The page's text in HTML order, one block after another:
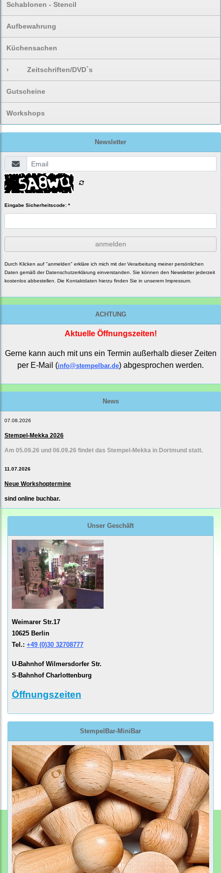
Schablonen - Stencil
Aufbewahrung
Küchensachen
› Zeitschriften/DVD`s
Gutscheine
Workshops
Newsletter
Eingabe Sicherheitscode: *
anmelden
Durch Klicken auf "anmelden" erkläre ich mich mit der Verarbeitung meiner persönlichen
Daten gemäß der Datenschutzerklärung einverstanden. Sie können den Newsletter jederzeit
kostenlos abbestellen. Die Kontaktdaten hierzu finden Sie in unserem Impressum.
ACHTUNG
Aktuelle Öffnungszeiten!
Gerne kann auch mit uns ein Termin außerhalb dieser Zeiten
per E-Mail (info@stempelbar.de) abgesprochen werden.
News
07.08.2026
Stempel-Mekka 2026
Am 05.09.26 und 06.09.26 findet das Stempel-Mekka in Dortmund statt.
11.07.2026
Neue Workshoptermine
sind online buchbar.
Unser Geschäft
Weimarer Str.17
10625 Berlin
Tel.: +49 (0)30 32708777
U-Bahnhof Wilmersdorfer Str.
S-Bahnhof Charlottenburg
Öffnungszeiten
StempelBar-MiniBar